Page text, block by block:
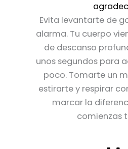
Evita levantarte de
alarma. Tu cuerpo
de descanso
unos segundos para
poco. Tomarte un
estirarte y respirar
marcar la
comienzas